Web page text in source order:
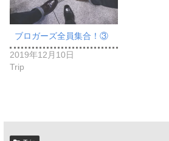
ブロガーズ全員集合！③
2019年12月10日
Trip